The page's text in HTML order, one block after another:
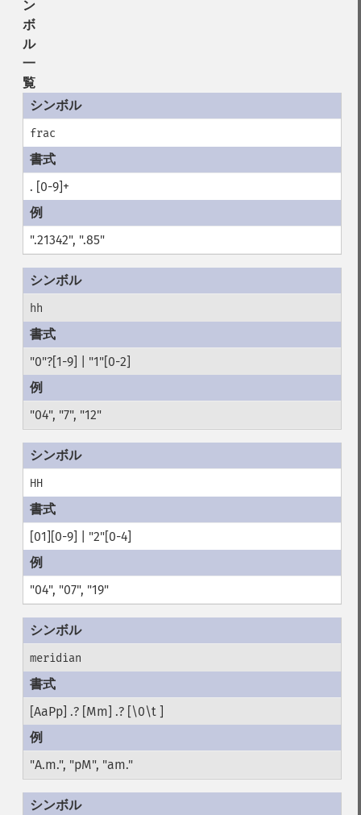
ン
ボ
ル
一
覧
frac
. [0-9]+
".21342", ".85"
hh
"0"?[1-9] | "1"[0-2]
"04", "7", "12"
HH
[01][0-9] | "2"[0-4]
"04", "07", "19"
meridian
[AaPp] .? [Mm] .? [\0\t ]
"A.m.", "pM", "am."